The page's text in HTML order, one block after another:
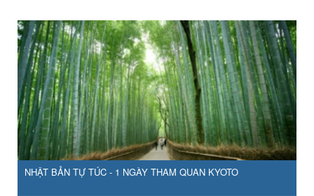
NHẬT BẢN TỰ TÚC - 1 NGÀY THAM QUAN KYOTO